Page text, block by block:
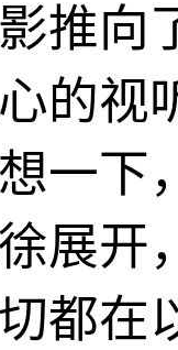
影推
的视
一下
展开
都在